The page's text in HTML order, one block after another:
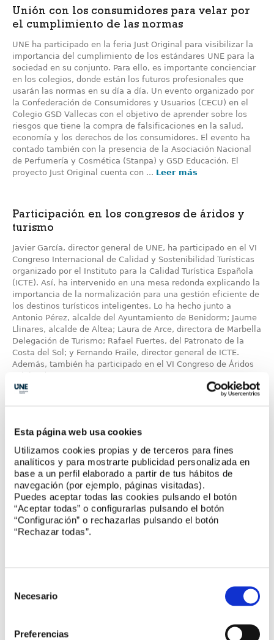
Esta página web usa cookies
Utilizamos cookies propias y de terceros para fines
analíticos y para mostrarte publicidad personalizada en
base a un perfil elaborado a partir de tus hábitos de
navegación (por ejemplo, páginas visitadas).
Puedes aceptar todas las cookies pulsando el botón
“Aceptar todas” o configurarlas pulsando el botón
“Configuración” o rechazarlas pulsando el botón
“Rechazar todas”.
Necesario
Preferencias
Unión con los consumidores para velar por
el cumplimiento de las normas
UNE ha participado en la feria Just Original para visibilizar la
importancia del cumplimiento de los estándares UNE para la
sociedad en su conjunto. Para ello, es importante concienciar
en los colegios, donde están los futuros profesionales que
usarán las normas en su día a día. Un evento organizado por
la Confederación de Consumidores y Usuarios (CECU) en el
Colegio GSD Vallecas con el objetivo de aprender sobre los
riesgos que tiene la compra de falsificaciones en la salud,
economía y los derechos de los consumidores. El evento ha
contado también con la presencia de la Asociación Nacional
de Perfumería y Cosmética (Stanpa) y GSD Educación. El
proyecto Just Original cuenta con ... Leer más
Participación en los congresos de áridos y
turismo
Javier García, director general de UNE, ha participado en el VI
Congreso Internacional de Calidad y Sostenibilidad Turísticas
organizado por el Instituto para la Calidad Turística Española
(ICTE). Así, ha intervenido en una mesa redonda explicando la
importancia de la normalización para una gestión eficiente de
los destinos turísticos inteligentes. Lo ha hecho junto a
Antonio Pérez, alcalde del Ayuntamiento de Benidorm; Jaume
Llinares, alcalde de Altea; Laura de Arce, directora de Marbella
Delegación de Turismo; Rafael Fuertes, del Patronato de la
Costa del Sol; y Fernando Fraile, director general de ICTE.
Además, también ha participado en el VI Congreso de Áridos